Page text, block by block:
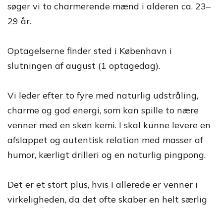
søger vi to charmerende mænd i alderen ca. 23–
29 år.
Optagelserne finder sted i København i
slutningen af august (1 optagedag).
Vi leder efter to fyre med naturlig udstråling,
charme og god energi, som kan spille to nære
venner med en skøn kemi. I skal kunne levere en
afslappet og autentisk relation med masser af
humor, kærligt drilleri og en naturlig pingpong.
Det er et stort plus, hvis I allerede er venner i
virkeligheden, da det ofte skaber en helt særlig